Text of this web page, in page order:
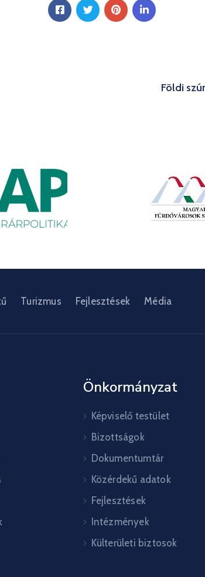
Földi
Turizmus Fejlesztések Média
Önkormányzat
Képviselő testület
Bizottságok
Dokumentumtár
Közérdekű adatok
Fejlesztések
Intézmények
Külterületi biztosok